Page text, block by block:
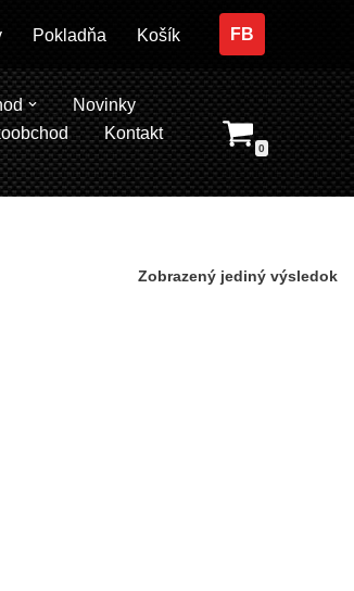
Pokladňa Košík FB
Novinky
Kontakt
0
Zobrazený jediný výsledok